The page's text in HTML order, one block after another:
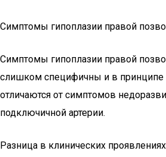
Симптомы гипоплазии правой
Симптомы гипоплазии правой
слишком специфичны и в
отличаются от симптомов
подключичной артерии.
Разница в клинических